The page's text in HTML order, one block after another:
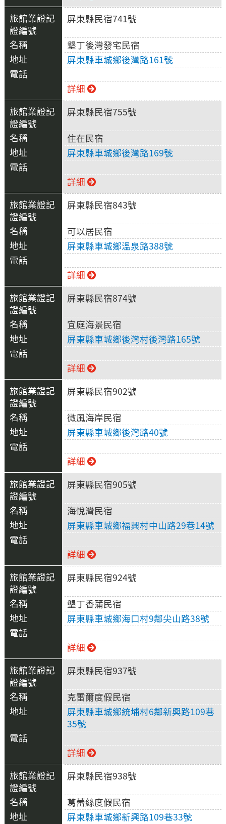
屏東縣民宿741號
墾丁後灣發宅民宿
屏東縣車城鄉後灣路161號
詳細
屏東縣民宿755號
住在民宿
屏東縣車城鄉後灣路169號
詳細
屏東縣民宿843號
可以居民宿
屏東縣車城鄉溫泉路388號
詳細
屏東縣民宿874號
宜庭海景民宿
屏東縣車城鄉後灣村後灣路165號
詳細
屏東縣民宿902號
微風海岸民宿
屏東縣車城鄉後灣路40號
詳細
屏東縣民宿905號
海悅灣民宿
屏東縣車城鄉福興村中山路29巷14號
詳細
屏東縣民宿924號
墾丁香蒲民宿
屏東縣車城鄉海口村9鄰尖山路38號
詳細
屏東縣民宿937號
克雷爾度假民宿
屏東縣車城鄉統埔村6鄰新興路109巷
35號
詳細
屏東縣民宿938號
葛蕾絲度假民宿
屏東縣車城鄉新興路109巷33號